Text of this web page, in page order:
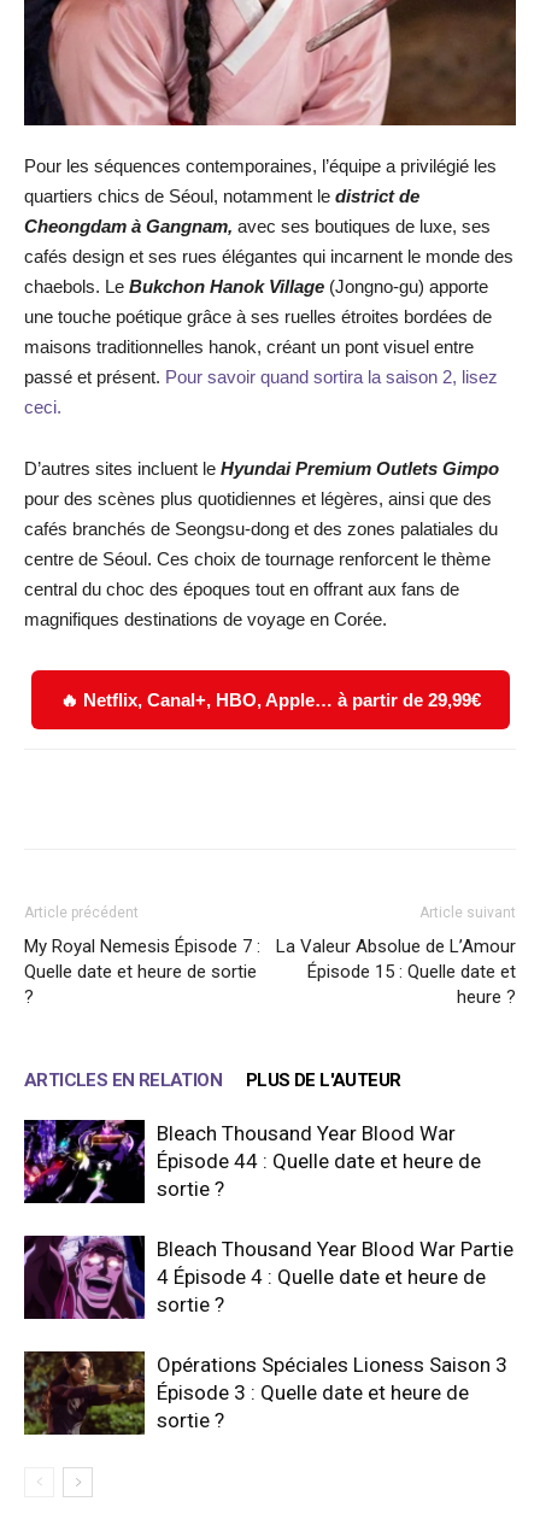
Pour les séquences contemporaines, l’équipe a privilégié les
quartiers chics de Séoul, notamment le district de
Cheongdam à Gangnam, avec ses boutiques de luxe, ses
cafés design et ses rues élégantes qui incarnent le monde des
chaebols. Le Bukchon Hanok Village (Jongno-gu) apporte
une touche poétique grâce à ses ruelles étroites bordées de
maisons traditionnelles hanok, créant un pont visuel entre
passé et présent. Pour savoir quand sortira la saison 2, lisez
ceci.
D’autres sites incluent le Hyundai Premium Outlets Gimpo
pour des scènes plus quotidiennes et légères, ainsi que des
cafés branchés de Seongsu-dong et des zones palatiales du
centre de Séoul. Ces choix de tournage renforcent le thème
central du choc des époques tout en offrant aux fans de
magnifiques destinations de voyage en Corée.
🔥 Netflix, Canal+, HBO, Apple… à partir de 29,99€
Article précédent
My Royal Nemesis Épisode 7 :
Quelle date et heure de sortie
?
Article suivant
La Valeur Absolue de L’Amour
Épisode 15 : Quelle date et
heure ?
ARTICLES EN RELATION PLUS DE L'AUTEUR
Bleach Thousand Year Blood War
Épisode 44 : Quelle date et heure de
sortie ?
Bleach Thousand Year Blood War Partie
4 Épisode 4 : Quelle date et heure de
sortie ?
Opérations Spéciales Lioness Saison 3
Épisode 3 : Quelle date et heure de
sortie ?